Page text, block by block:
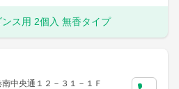
ス用 2個入 無香タイプ
中央通１２－３１－１Ｆ